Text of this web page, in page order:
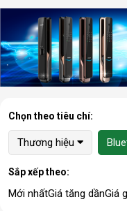
Chọn theo tiêu chí:
Thương hiệu
Sắp xếp theo:
Mới nhấtGiá tăng dầnGiá